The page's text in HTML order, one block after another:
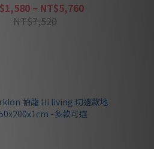
~ NT$5,760
NT$7,520